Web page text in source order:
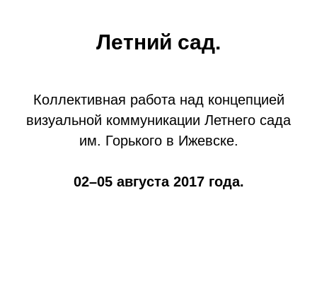
Летний сад.
Коллективная работа над концепцией
визуальной коммуникации Летнего сада
им. Горького в Ижевске.
02–05 августа 2017 года.